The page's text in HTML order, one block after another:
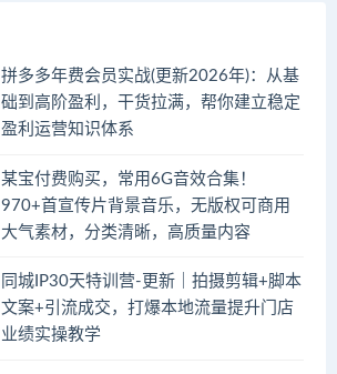
拼多多年费会员实战(更新2026年)：从基
础到高阶盈利，干货拉满，帮你建立稳定
盈利运营知识体系
某宝付费购买，常用6G音效合集！
970+首宣传片背景音乐，无版权可商用
大气素材，分类清晰，高质量内容
同城IP30天特训营-更新｜拍摄剪辑+脚本
文案+引流成交，打爆本地流量提升门店
业绩实操教学